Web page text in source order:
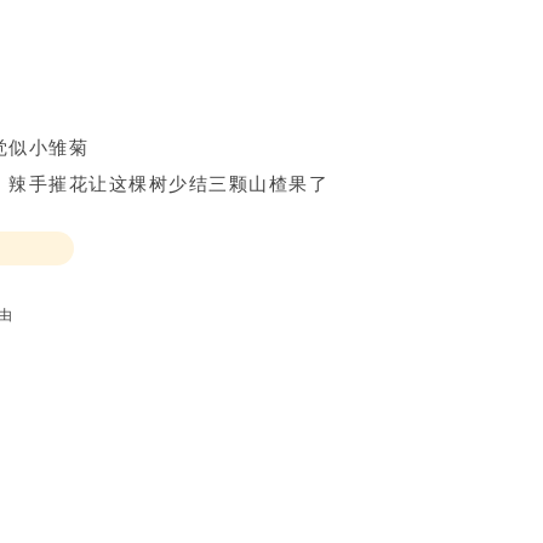
似小雏菊
手摧花让这棵树少结三颗山楂果了